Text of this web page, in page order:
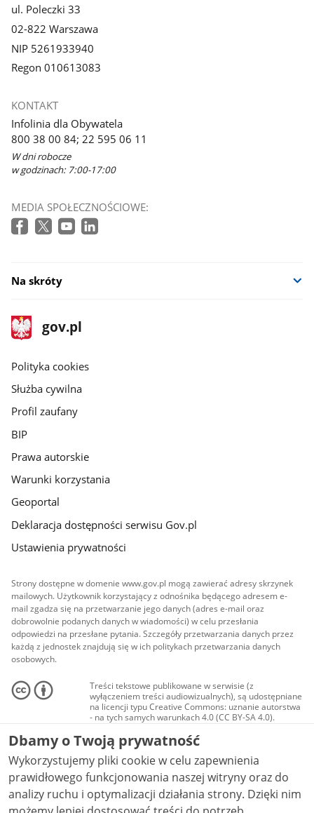
ul. Poleczki 33
02-822 Warszawa
NIP 5261933940
Regon 010613083
KONTAKT
Infolinia dla Obywatela
800 38 00 84; 22 595 06 11
W dni robocze
w godzinach: 7:00-17:00
MEDIA SPOŁECZNOŚCIOWE:
Na skróty
stopka
gov.pl
Strona
gov.pl
gov.pl
Polityka cookies
Służba cywilna
Profil zaufany
BIP
Prawa autorskie
Warunki korzystania
Geoportal
Deklaracja dostępności serwisu Gov.pl
Ustawienia prywatności
Strony dostępne w domenie www.gov.pl mogą zawierać adresy skrzynek
mailowych. Użytkownik korzystający z odnośnika będącego adresem e-
mail zgadza się na przetwarzanie jego danych (adres e-mail oraz
dobrowolnie podanych danych w wiadomości) w celu przesłania
odpowiedzi na przesłane pytania. Szczegóły przetwarzania danych przez
każdą z jednostek znajdują się w ich politykach przetwarzania danych
osobowych.
Treści tekstowe publikowane w serwisie (z
wyłączeniem treści audiowizualnych), są udostępniane
na licencji typu Creative Commons: uznanie autorstwa
- na tych samych warunkach 4.0 (CC BY-SA 4.0).
Materiały audiowizualne, w tym zdjęcia, materiały
audio i wideo, są udostępniane na licencji typu
Creative Commons: uznanie autorstwa użycie
niekomercyjne - bez utworów zależnych 4.0 (CC BY-
NC-ND 4.0), o ile nie jest to stwierdzone inaczej.
Dbamy o Twoją prywatność
Wykorzystujemy pliki cookie w celu zapewnienia
prawidłowego funkcjonowania naszej witryny oraz do
analizy ruchu i optymalizacji działania strony. Dzięki nim